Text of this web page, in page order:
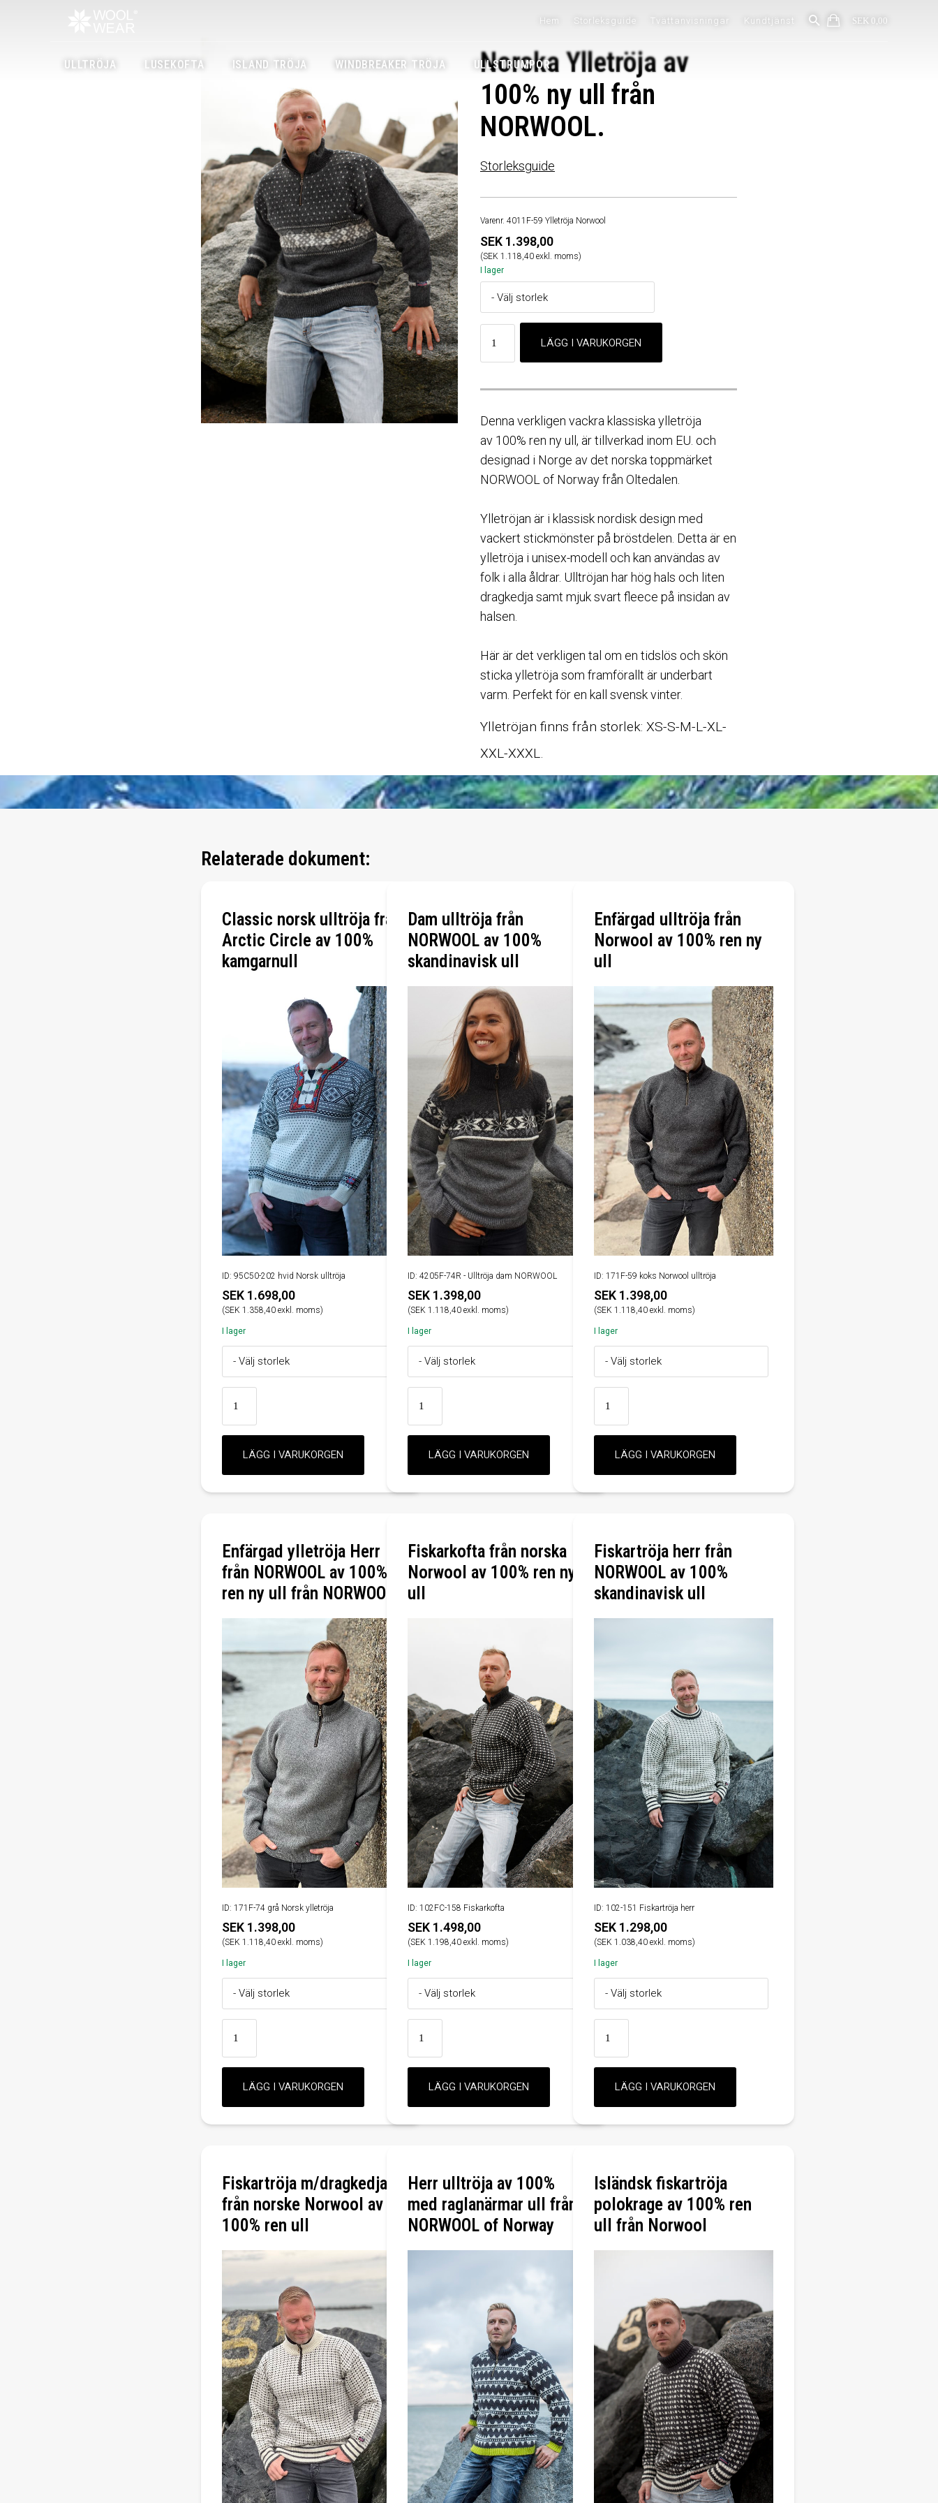
SEK 0,00
Hem Storleksguide Tvättanvisningar Kundtjänst
ULLTRÖJA LUSEKOFTA ISLAND TRÖJA WINDBREAKER TRÖJA ULLSTRUMPOR
Norska Ylletröja av
100% ny ull från
NORWOOL.
Storleksguide
Varenr. 4011F-59 Ylletröja Norwool
SEK 1.398,00
(SEK 1.118,40 exkl. moms)
I lager
Denna verkligen vackra klassiska ylletröja
av 100% ren ny ull, är tillverkad inom EU. och
designad i Norge av det norska toppmärket
NORWOOL of Norway från Oltedalen.
Ylletröjan är i klassisk nordisk design med
vackert stickmönster på bröstdelen. Detta är en
ylletröja i unisex-modell och kan användas av
folk i alla åldrar. Ulltröjan har hög hals och liten
dragkedja samt mjuk svart fleece på insidan av
halsen.
Här är det verkligen tal om en tidslös och skön
sticka ylletröja som framförallt är underbart
varm. Perfekt för en kall svensk vinter.
Ylletröjan finns från storlek: XS-S-M-L-XL-
XXL-XXXL.
Relaterade dokument:
Classic norsk ulltröja från
Arctic Circle av 100%
kamgarnull
ID: 95C50-202 hvid Norsk ulltröja
SEK 1.698,00
(SEK 1.358,40 exkl. moms)
I lager
Dam ulltröja från
NORWOOL av 100%
skandinavisk ull
ID: 4205F-74R - Ulltröja dam NORWOOL
SEK 1.398,00
(SEK 1.118,40 exkl. moms)
I lager
Enfärgad ulltröja från
Norwool av 100% ren ny
ull
ID: 171F-59 koks Norwool ulltröja
SEK 1.398,00
(SEK 1.118,40 exkl. moms)
I lager
Enfärgad ylletröja Herr
från NORWOOL av 100%
ren ny ull från NORWOOL
ID: 171F-74 grå Norsk ylletröja
SEK 1.398,00
(SEK 1.118,40 exkl. moms)
I lager
Fiskarkofta från norska
Norwool av 100% ren ny
ull
ID: 102FC-158 Fiskarkofta
SEK 1.498,00
(SEK 1.198,40 exkl. moms)
I lager
Fiskartröja herr från
NORWOOL av 100%
skandinavisk ull
ID: 102-151 Fiskartröja herr
SEK 1.298,00
(SEK 1.038,40 exkl. moms)
I lager
Fiskartröja m/dragkedja
från norske Norwool av
100% ren ull
Herr ulltröja av 100%
med raglanärmar ull från
NORWOOL of Norway
Isländsk fiskartröja
polokrage av 100% ren
ull från Norwool